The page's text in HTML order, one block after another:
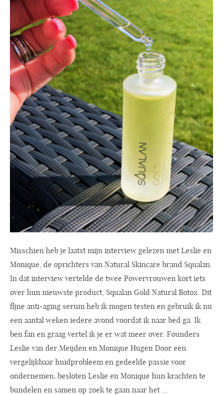
Misschien heb je laatst mijn interview gelezen met Leslie en
Monique, de oprichters van Natural Skincare brand Squalan.
In dat interview vertelde de twee Powervrouwen kort iets
over hun nieuwste product, Squalan Gold Natural Botox. Dit
fijne anti-aging serum heb ik mogen testen en gebruik ik nu
een aantal weken iedere avond voordat ik naar bed ga. Ik
ben fan en graag vertel ik je er wat meer over. Founders
Leslie van der Meijden en Monique Hugen Door een
vergelijkbaar huidprobleem en gedeelde passie voor
ondernemen, besloten Leslie en Monique hun krachten te
bundelen en samen op zoek te gaan naar het ...